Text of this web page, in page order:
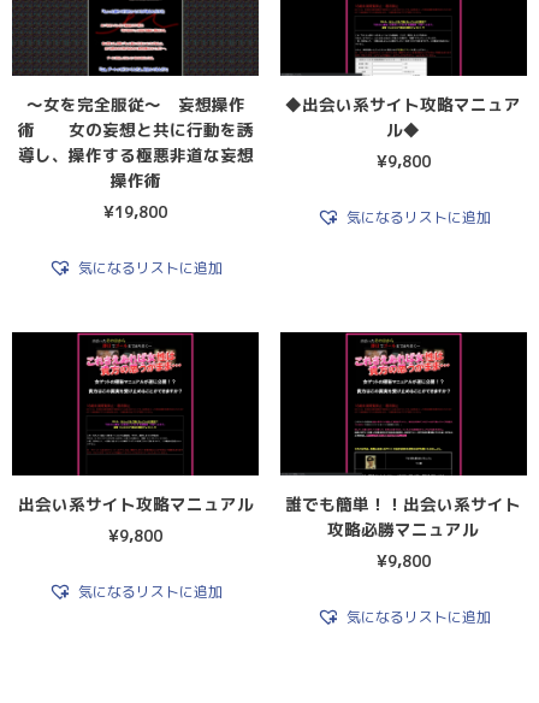
〜女を完全服従〜 妄想操作
術 女の妄想と共に行動を誘
導し、操作する極悪非道な妄想
操作術
¥19,800
気になるリストに追加
◆出会い系サイト攻略マニュア
ル◆
¥9,800
気になるリストに追加
出会い系サイト攻略マニュアル
¥9,800
気になるリストに追加
誰でも簡単！！出会い系サイト
攻略必勝マニュアル
¥9,800
気になるリストに追加